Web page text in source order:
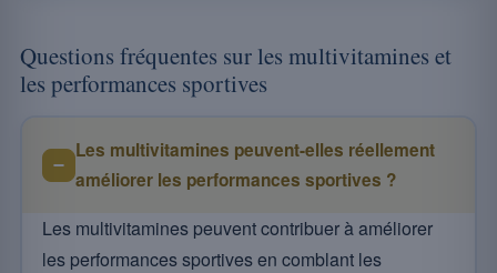
Questions fréquentes sur les multivitamines et
les performances sportives
Les multivitamines peuvent-elles réellement
améliorer les performances sportives ?
Les multivitamines peuvent contribuer à améliorer
les performances sportives en comblant les